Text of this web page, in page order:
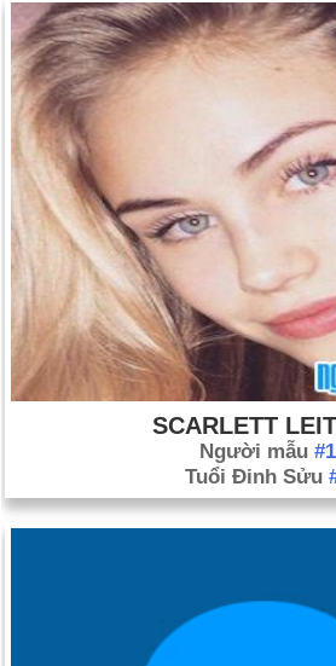
SCARLETT
Người mẫu
Tuổi Đinh Sửu